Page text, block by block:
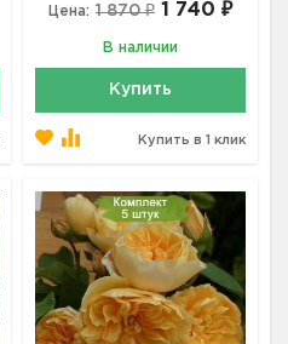
Цена: 1 870 ₽ 1 740 ₽
В наличии
Купить
Купить в 1 клик